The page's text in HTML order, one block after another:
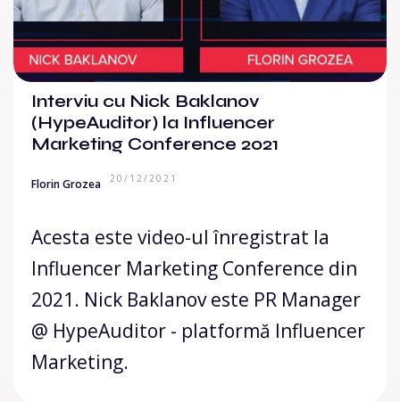
Interviu cu Nick Baklanov
(HypeAuditor) la Influencer
Marketing Conference 2021
Florin Grozea 20/12/2021
Acesta este video-ul înregistrat la
Influencer Marketing Conference din
2021. Nick Baklanov este PR Manager
@ HypeAuditor - platformă Influencer
Marketing.